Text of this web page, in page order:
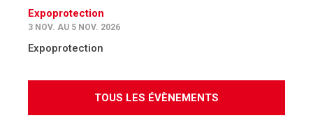
Expoprotection
3 NOV. AU 5 NOV. 2026
Expoprotection
TOUS LES ÉVÈNEMENTS